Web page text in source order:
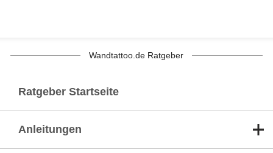
Wandtattoo.de Ratgeber
Ratgeber Startseite
Anleitungen